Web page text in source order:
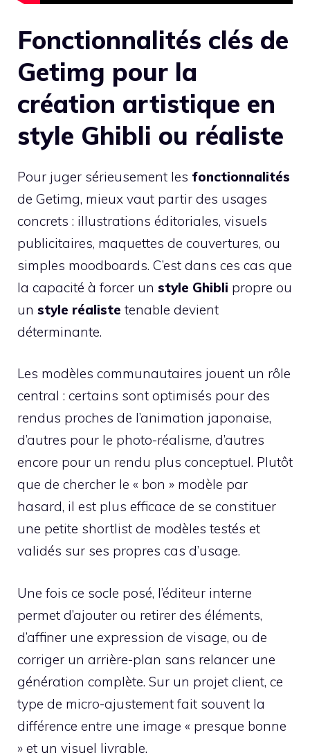
Fonctionnalités clés de
Getimg pour la
création artistique en
style Ghibli ou réaliste
Pour juger sérieusement les fonctionnalités
de Getimg, mieux vaut partir des usages
concrets : illustrations éditoriales, visuels
publicitaires, maquettes de couvertures, ou
simples moodboards. C’est dans ces cas que
la capacité à forcer un style Ghibli propre ou
un style réaliste tenable devient
déterminante.
Les modèles communautaires jouent un rôle
central : certains sont optimisés pour des
rendus proches de l’animation japonaise,
d’autres pour le photo-réalisme, d’autres
encore pour un rendu plus conceptuel. Plutôt
que de chercher le « bon » modèle par
hasard, il est plus efficace de se constituer
une petite shortlist de modèles testés et
validés sur ses propres cas d’usage.
Une fois ce socle posé, l’éditeur interne
permet d’ajouter ou retirer des éléments,
d’affiner une expression de visage, ou de
corriger un arrière-plan sans relancer une
génération complète. Sur un projet client, ce
type de micro-ajustement fait souvent la
différence entre une image « presque bonne
» et un visuel livrable.